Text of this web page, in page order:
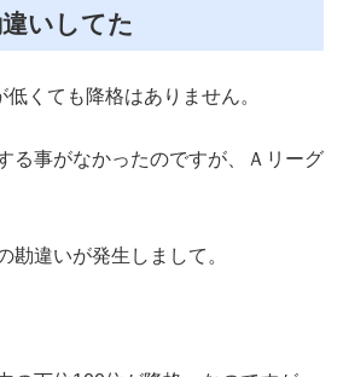
いしてた
くても降格はありません。
る事がなかったのですが、Ａリーグ
勘違いが発生しまして。